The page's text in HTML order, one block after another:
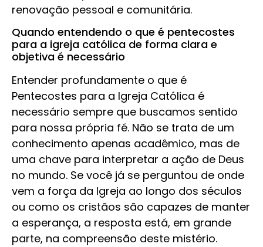
renovação pessoal e comunitária.
Quando entendendo o que é pentecostes
para a igreja católica de forma clara e
objetiva é necessário
Entender profundamente o que é
Pentecostes para a Igreja Católica é
necessário sempre que buscamos sentido
para nossa própria fé. Não se trata de um
conhecimento apenas acadêmico, mas de
uma chave para interpretar a ação de Deus
no mundo. Se você já se perguntou de onde
vem a força da Igreja ao longo dos séculos
ou como os cristãos são capazes de manter
a esperança, a resposta está, em grande
parte, na compreensão deste mistério.